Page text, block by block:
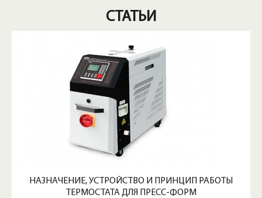
СТАТЬИ
НАЗНАЧЕНИЕ, УСТРОЙСТВО И ПРИНЦИП РАБОТЫ
ТЕРМОСТАТА ДЛЯ ПРЕСС-ФОРМ